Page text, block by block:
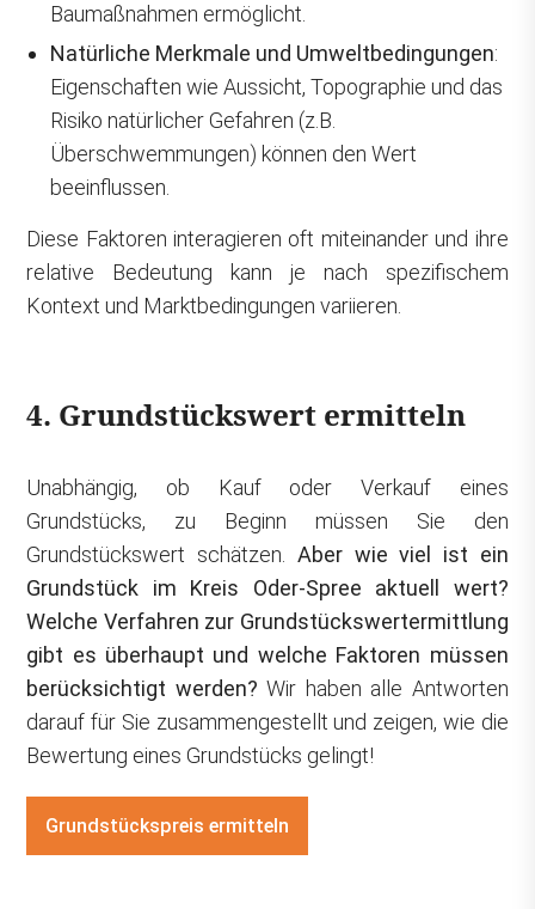
Baumaßnahmen ermöglicht.
Natürliche Merkmale und Umweltbedingungen:
Eigenschaften wie Aussicht, Topographie und das
Risiko natürlicher Gefahren (z.B.
Überschwemmungen) können den Wert
beeinflussen.
Diese Faktoren interagieren oft miteinander und ihre
relative Bedeutung kann je nach spezifischem
Kontext und Marktbedingungen variieren.
4. Grundstückswert ermitteln
Unabhängig, ob Kauf oder Verkauf eines
Grundstücks, zu Beginn müssen Sie den
Grundstückswert schätzen. Aber wie viel ist ein
Grundstück im Kreis Oder-Spree aktuell wert?
Welche Verfahren zur Grundstückswertermittlung
gibt es überhaupt und welche Faktoren müssen
berücksichtigt werden? Wir haben alle Antworten
darauf für Sie zusammengestellt und zeigen, wie die
Bewertung eines Grundstücks gelingt!
Grundstückspreis ermitteln